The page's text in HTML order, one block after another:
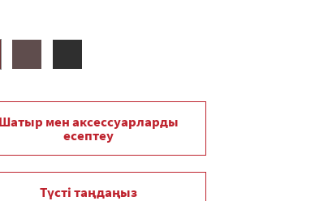
Шатыр мен аксессуарларды
есептеу
Түсті таңдаңыз